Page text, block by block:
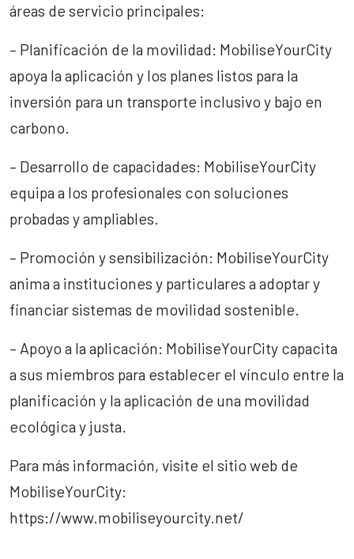
áreas de servicio principales:
– Planificación de la movilidad: MobiliseYourCity
apoya la aplicación y los planes listos para la
inversión para un transporte inclusivo y bajo en
carbono.
– Desarrollo de capacidades: MobiliseYourCity
equipa a los profesionales con soluciones
probadas y ampliables.
– Promoción y sensibilización: MobiliseYourCity
anima a instituciones y particulares a adoptar y
financiar sistemas de movilidad sostenible.
– Apoyo a la aplicación: MobiliseYourCity capacita
a sus miembros para establecer el vínculo entre la
planificación y la aplicación de una movilidad
ecológica y justa.
Para más información, visite el sitio web de
MobiliseYourCity:
https://www.mobiliseyourcity.net/